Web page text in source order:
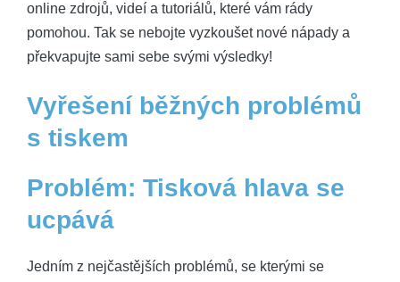
online zdrojů, videí a tutoriálů, které vám rády
pomohou. Tak se nebojte vyzkoušet nové nápady a
překvapujte sami sebe svými výsledky!
Vyřešení běžných problémů
s tiskem
Problém: Tisková hlava se
ucpává
Jedním z nejčastějších problémů, se kterými se